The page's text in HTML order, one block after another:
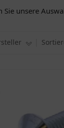
Sie unsere